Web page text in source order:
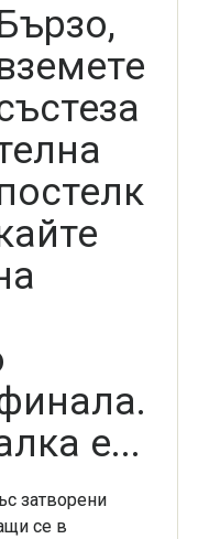
е...
затворени
се в